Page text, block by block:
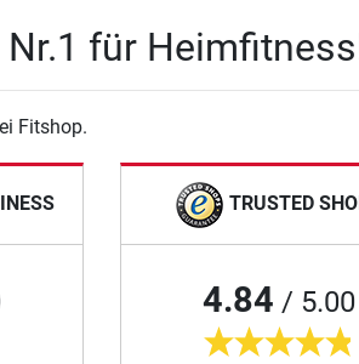
für
Fitshop.
TRUSTED
4.84 / 5.00